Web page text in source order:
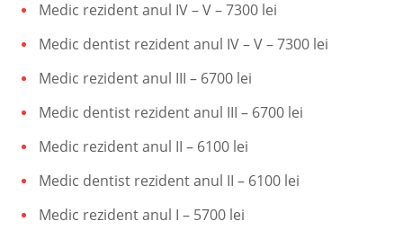
Medic rezident anul IV – V – 7300 lei
Medic dentist rezident anul IV – V – 7300 lei
Medic rezident anul III – 6700 lei
Medic dentist rezident anul III – 6700 lei
Medic rezident anul II – 6100 lei
Medic dentist rezident anul II – 6100 lei
Medic rezident anul I – 5700 lei